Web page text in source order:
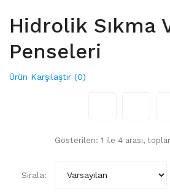
Hidrolik Sıkma
Penseleri
Ürün Karşılaştır (0)
Gösterilen: 1 ile 4 arası,
Sırala: